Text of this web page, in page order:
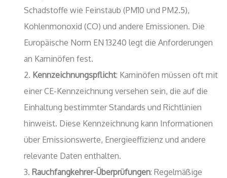
Schadstoffe wie Feinstaub (PM10 und PM2.5),
Kohlenmonoxid (CO) und andere Emissionen. Die
Europäische Norm EN 13240 legt die Anforderungen
an Kaminöfen fest.
Kennzeichnungspflicht: Kaminöfen müssen oft mit
einer CE-Kennzeichnung versehen sein, die auf die
Einhaltung bestimmter Standards und Richtlinien
hinweist. Diese Kennzeichnung kann Informationen
über Emissionswerte, Energieeffizienz und andere
relevante Daten enthalten.
Rauchfangkehrer-Überprüfungen: Regelmäßige